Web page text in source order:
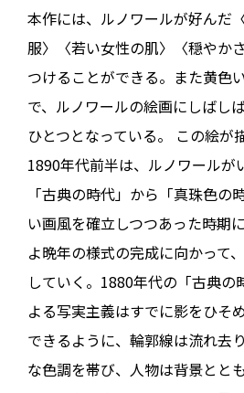
本作には、ルノワールが好んだ
服〉〈若い女性の肌〉〈穏やか
つけることができる。また黄色
で、ルノワールの絵画にしばし
ひとつとなっている。 この絵が
1890年代前半は、ルノワールが
「古典の時代」から「真珠色の
い画風を確立しつつあった時期
よ晩年の様式の完成に向かって
していく。1880年代の「古典の
よる写実主義はすでに影をひそ
できるように、輪郭線は流れ去
な色調を帯び、人物は背景とと